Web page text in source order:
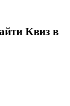
Квиз в